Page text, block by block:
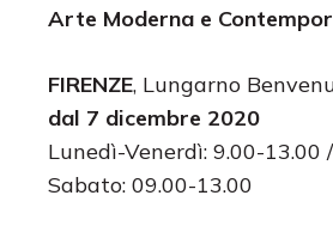
Arte Moderna e
FIRENZE, Lungarno
dal 7 dicembre 2020
Lunedì-Venerdì: 9.00-13.00
Sabato: 09.00-13.00